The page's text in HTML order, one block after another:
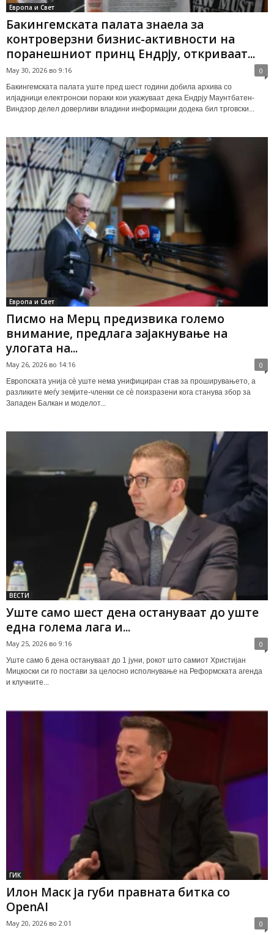
Европа и Свет
Бакингемската палата знаела за
контроверзни бизнис-активности на
поранешниот принц Ендрју, откриваат...
May 30, 2026 во 9:16 0
Бакингемската палата уште пред шест години добила архива со
илјадници електронски пораки кои укажуваат дека Ендрју Маунтбатен-
Виндзор делел доверливи владини информации додека бил трговски...
Европа и Свет
Писмо на Мерц предизвика големо
внимание, предлага зајакнување на
улогата на...
May 26, 2026 во 14:16 0
Европската унија сè уште нема унифициран став за проширувањето, а
разликите меѓу земјите-членки се сè поизразени кога станува збор за
Западен Балкан и моделот...
ВЕСТИ
Уште само шест дена остануваат до уште
една голема лага и...
May 25, 2026 во 9:16 0
Уште само 6 дена остануваат до 1 јуни, рокот што самиот Христијан
Мицкоски си го постави за целосно исполнување на Реформската агенда
и клучните...
ГИК
Илон Маск ја губи правната битка со
OpenAI
May 20, 2026 во 2:01 0